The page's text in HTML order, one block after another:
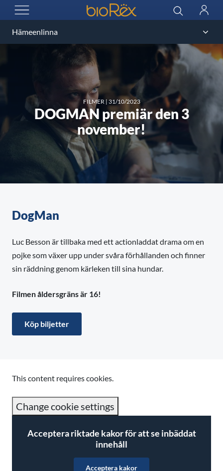
ÖPPNA MENYN
BioRex Cinemas Sök
Logga
FILMER |31/10/2023
DOGMAN premiär den 3
november!
DogMan
Luc Besson är tillbaka med ett actionladdat drama om en
pojke som växer upp under svåra förhållanden och finner
sin räddning genom kärleken till sina hundar.
Filmen åldersgräns är 16!
Köp biljetter
This content requires cookies.
Change cookie settings
Acceptera riktade kakor för att se inbäddat
innehåll
Acceptera kakor